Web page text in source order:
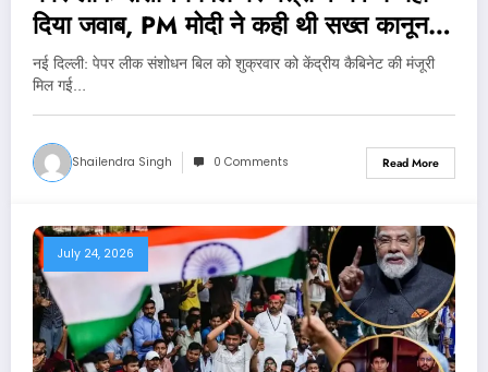
दिया जवाब, PM मोदी ने कही थी सख्त कानून
लाने की बात
नई दिल्‍ली: पेपर लीक संशोधन बिल को शुक्रवार को केंद्रीय कैबिनेट की मंजूरी
मिल गई…
Shailendra Singh 0 Comments Read More
July 24, 2026